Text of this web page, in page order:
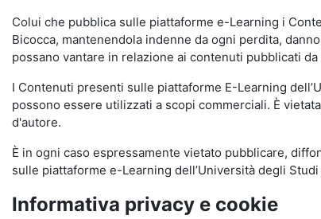
Colui che pubblica sulle piattaforme e-Learning i
Bicocca, mantenendola indenne da ogni perdita,
possano vantare in relazione ai contenuti pubblicati
I Contenuti presenti sulle piattaforme E-Learning
possono essere utilizzati a scopi commerciali. È
d'autore.
È in ogni caso espressamente vietato pubblicare,
sulle piattaforme e-Learning dell’Università degli
Informativa privacy e cookie